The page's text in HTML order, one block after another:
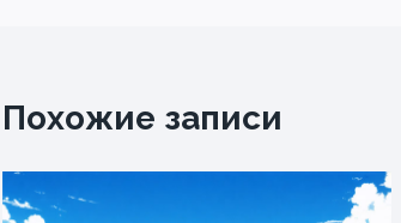
Похожие записи